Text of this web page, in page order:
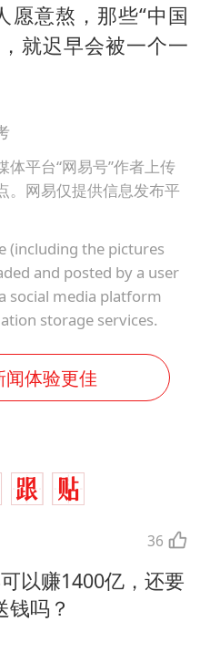
愿意熬，那些“中国
就迟早会被一个一
平台“网易号”作者上传
。网易仅提供信息发布平
(including the pictures
and posted by a user
social media platform
storage services.
体验更佳
36
以赚1400亿，还要
钱吗？